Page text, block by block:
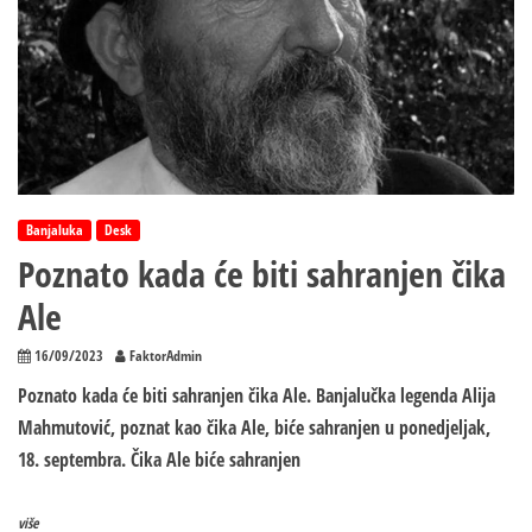
Banjaluka Desk
Poznato kada će biti sahranjen čika
Ale
16/09/2023 FaktorAdmin
Poznato kada će biti sahranjen čika Ale. Banjalučka legenda Alija
Mahmutović, poznat kao čika Ale, biće sahranjen u ponedjeljak,
18. septembra. Čika Ale biće sahranjen
više